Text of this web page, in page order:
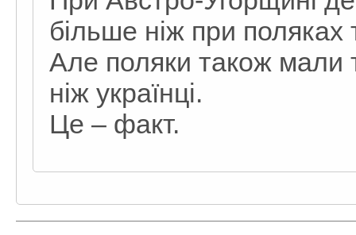
більше ніж при поляках
Але поляки також мали
ніж українці.
Це – факт.